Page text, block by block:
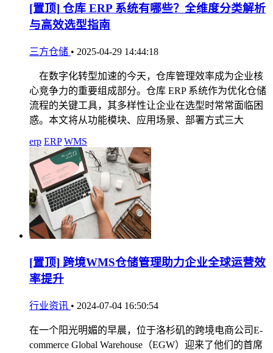
[置顶] 仓库 ERP 系统有哪些？全维度分类解析
与高效选型指南
三方仓储 • 2025-04-29 14:44:18
在数字化转型加速的今天，仓库管理效率成为企业核
心竞争力的重要组成部分。仓库 ERP 系统作为优化仓储
流程的关键工具，其多样性让企业在选型时常常面临困
惑。本文将从功能模块、应用场景、部署方式三大
erp ERP WMS
[置顶] 跨境WMS仓储管理助力企业全球运营效
率提升
行业资讯 • 2024-07-04 16:50:54
在一个阳光明媚的早晨，位于洛杉矶的跨境电商公司E-
commerce Global Warehouse（EGW）迎来了他们的首席